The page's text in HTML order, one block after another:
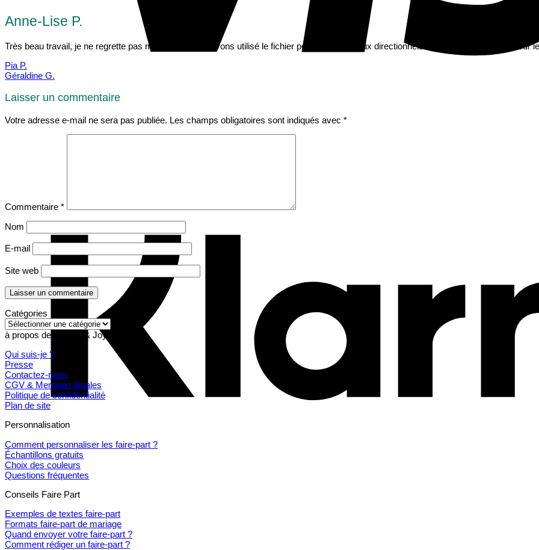
Anne-Lise P.
Très beau travail, je ne regrette pas mon achat nous avons utilisé le fichier pour des panneaux directionnels + plan de table + menu sur
Pia P.
Géraldine G.
Laisser un commentaire
Votre adresse e-mail ne sera pas publiée. Les champs obligatoires sont indiqués avec *
Commentaire *
Nom
E-mail
Site web
Catégories
Catégories
à propos de Pepper & Joy
Qui suis-je ?
Presse
Contactez-nous
CGV & Mentions légales
Politique de confidentialité
Plan de site
Personnalisation
Comment personnaliser les faire-part ?
Échantillons gratuits
Choix des couleurs
Questions fréquentes
Conseils Faire Part
Exemples de textes faire-part
Formats faire-part de mariage
Quand envoyer votre faire-part ?
Comment rédiger un faire-part ?